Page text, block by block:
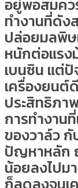
อยู่พอสมคว
ทำงานที่ดัง
ปล่อยมลพิษ
หนักต่อแรง
เบนซิน แต่
เครื่องยนต์
ประสิทธิภา
การทำงาน
ของวาล์ว กั
ปัญหาหลัก
น้อยลงไปม